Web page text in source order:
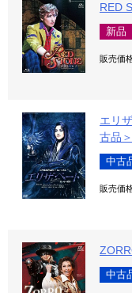
RED
新品
販売価
エリ
古品＞
中古
販売価
中古